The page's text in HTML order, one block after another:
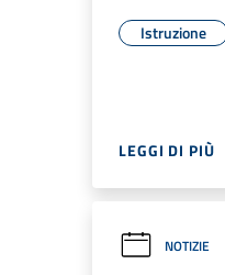
Istruzione
LEGGI DI PIÙ
NOTIZIE